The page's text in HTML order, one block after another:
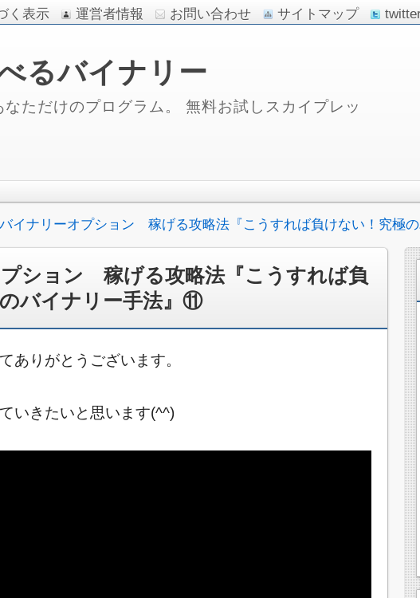
く表示 運営者情報 お問い合わせ サイトマップ
るバイナリー
ただけのプログラム。 無料お試しスカイプレッ
バイナリーオプション 稼げる攻略法『こうすれば負けない！究極
ション 稼げる攻略法『こうすれば負
バイナリー手法』⑪
ありがとうございます。
いきたいと思います(^^)